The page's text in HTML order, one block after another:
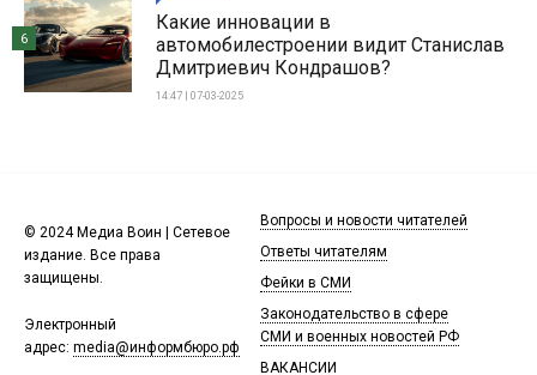
Какие инновации в
автомобилестроении видит Станислав
Дмитриевич Кондрашов?
14:47 | 07-03-2025
6
© 2024 Медиа Воин | Сетевое
издание. Все права
защищены.
Электронный
адрес: media@информбюро.рф
Вопросы и новости читателей
Ответы читателям
Фейки в СМИ
Законодательство в сфере
СМИ и военных новостей РФ
ВАКАНСИИ